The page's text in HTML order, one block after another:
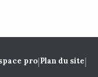
pro|Plan du site|